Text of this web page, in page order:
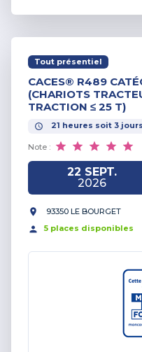
Tout présentiel
CACES® R489
(CHARIOTS
TRACTION ≤ 25 T)
21 heures soit 3 jours
Note :
22 SEPT.
2026
93350 LE BOURGET
5 places disponibles